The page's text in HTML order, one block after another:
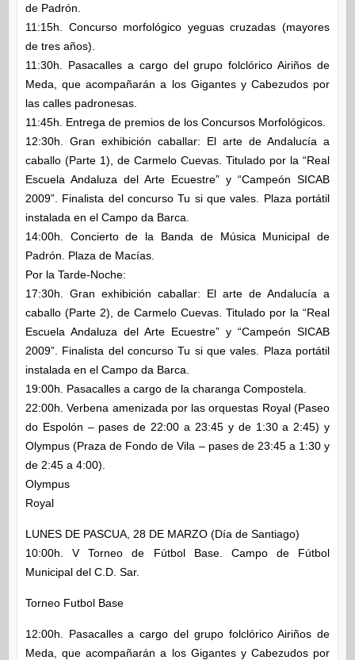
de Padrón.
11:15h. Concurso morfológico yeguas cruzadas (mayores
de tres años).
11:30h. Pasacalles a cargo del grupo folclórico Airiños de
Meda, que acompañarán a los Gigantes y Cabezudos por
las calles padronesas.
11:45h. Entrega de premios de los Concursos Morfológicos.
12:30h. Gran exhibición caballar: El arte de Andalucía a
caballo (Parte 1), de Carmelo Cuevas. Titulado por la “Real
Escuela Andaluza del Arte Ecuestre” y “Campeón SICAB
2009”. Finalista del concurso Tu si que vales. Plaza portátil
instalada en el Campo da Barca.
14:00h. Concierto de la Banda de Música Municipal de
Padrón. Plaza de Macías.
Por la Tarde-Noche:
17:30h. Gran exhibición caballar: El arte de Andalucía a
caballo (Parte 2), de Carmelo Cuevas. Titulado por la “Real
Escuela Andaluza del Arte Ecuestre” y “Campeón SICAB
2009”. Finalista del concurso Tu si que vales. Plaza portátil
instalada en el Campo da Barca.
19:00h. Pasacalles a cargo de la charanga Compostela.
22:00h. Verbena amenizada por las orquestas Royal (Paseo
do Espolón – pases de 22:00 a 23:45 y de 1:30 a 2:45) y
Olympus (Praza de Fondo de Vila – pases de 23:45 a 1:30 y
de 2:45 a 4:00).
Olympus
Royal
LUNES DE PASCUA, 28 DE MARZO (Día de Santiago)
10:00h. V Torneo de Fútbol Base. Campo de Fútbol
Municipal del C.D. Sar.
Torneo Futbol Base
12:00h. Pasacalles a cargo del grupo folclórico Airiños de
Meda, que acompañarán a los Gigantes y Cabezudos por